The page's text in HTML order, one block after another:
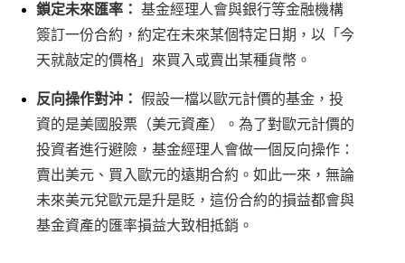
鎖定未來匯率： 基金經理人會與銀行等金融機構
簽訂一份合約，約定在未來某個特定日期，以「今
天就敲定的價格」來買入或賣出某種貨幣。
反向操作對沖： 假設一檔以歐元計價的基金，投
資的是美國股票（美元資產）。為了對歐元計價的
投資者進行避險，基金經理人會做一個反向操作：
賣出美元、買入歐元的遠期合約。如此一來，無論
未來美元兌歐元是升是貶，這份合約的損益都會與
基金資產的匯率損益大致相抵銷。